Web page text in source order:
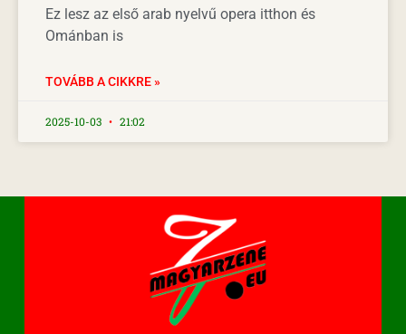
Ez lesz az első arab nyelvű opera itthon és
Ománban is
TOVÁBB A CIKKRE »
2025-10-03 21:02